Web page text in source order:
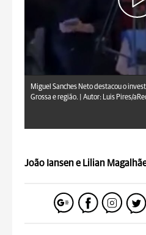
Miguel Sanches Neto destacou o
Grossa e região. |
Autor: Luis Pires/
João Iansen e Lilian